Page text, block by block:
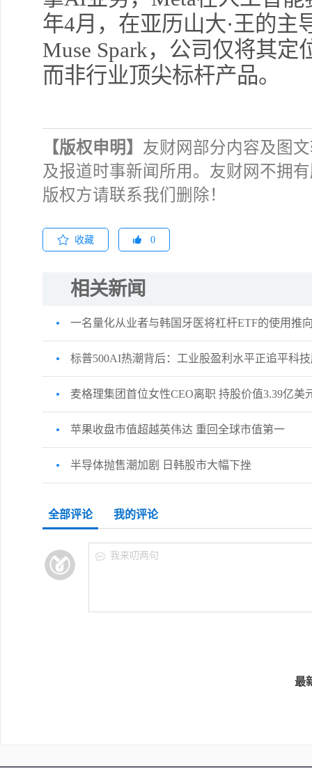
年4月，在亚历山大·王的主
Muse Spark，公司仅将其
而非行业顶尖标杆产品。
【版权申明】 友财网部分内容及图
及报道时事新闻所用。友财网不拥
版权方请联系我们删除！
收藏 0
相关新闻
一名量化从业者与韩国牙医将杠杆ETF的使用推
标普500AI热潮背后：工业股盈利水平正追平科
麦格理集团首位女性CEO离职 持股价值3.39亿美
苹果收盘市值超越英伟达 重回全球市值第一
半导体抛售潮加剧 日韩股市大幅下挫
全部评论 我的评论
我来叨两句
最